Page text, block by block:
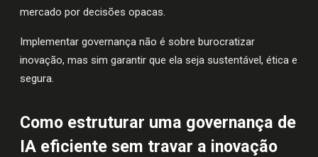
mercado por decisões opacas.
Implementar governança não é sobre burocratizar
inovação, mas sim garantir que ela seja sustentável, ética e
segura.
Como estruturar uma governança de
IA eficiente sem travar a inovação